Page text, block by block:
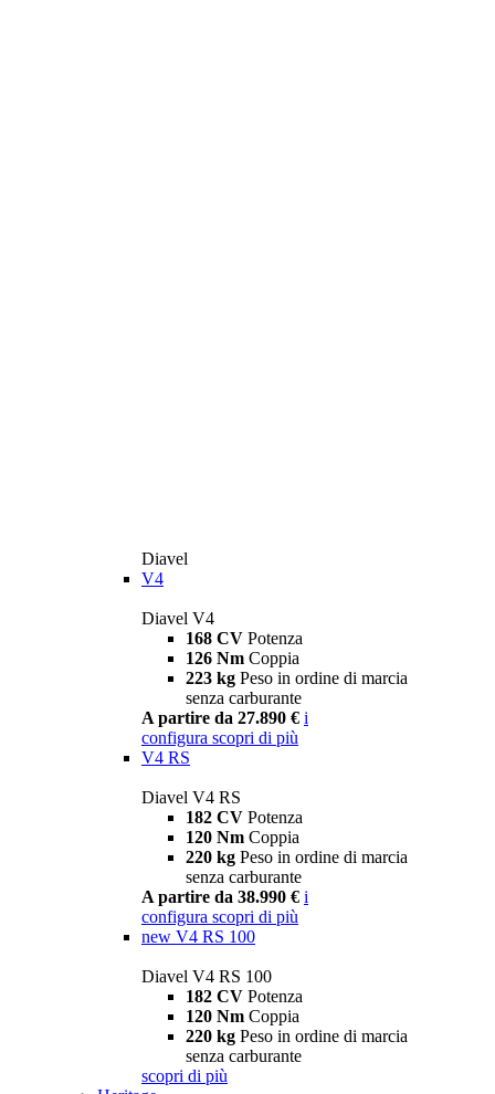
Diavel
V4
Diavel V4
168 CV Potenza
126 Nm Coppia
223 kg Peso in ordine di marcia
senza carburante
A partire da 27.890 € i
configura scopri di più
V4 RS
Diavel V4 RS
182 CV Potenza
120 Nm Coppia
220 kg Peso in ordine di marcia
senza carburante
A partire da 38.990 € i
configura scopri di più
new V4 RS 100
Diavel V4 RS 100
182 CV Potenza
120 Nm Coppia
220 kg Peso in ordine di marcia
senza carburante
scopri di più